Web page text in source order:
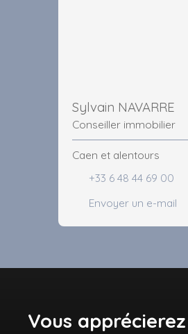
Sylvain NAVARRE
Conseiller immobilier
Caen et alentours
+33 6 48 44 69 00
Envoyer un e-mail
Vous apprécierez